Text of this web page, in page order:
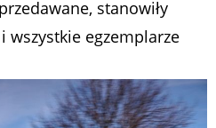
stanowiły
wszystkie egzemplarze